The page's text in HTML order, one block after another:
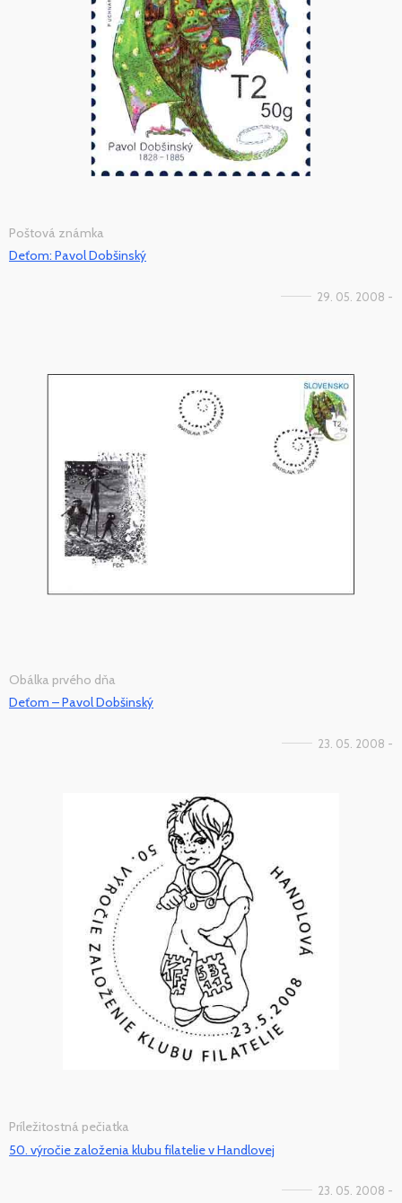
Poštová známka
Deťom: Pavol Dobšinský
29. 05. 2008 -
Obálka prvého dňa
Deťom – Pavol Dobšinský
23. 05. 2008 -
Príležitostná pečiatka
50. výročie založenia klubu filatelie v Handlovej
23. 05. 2008 -